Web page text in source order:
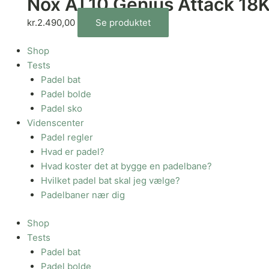
Nox AT10 Genius Attack
kr.2.490,00 Se produktet
Shop
Tests
Padel bat
Padel bolde
Padel sko
Videnscenter
Padel regler
Hvad er padel?
Hvad koster det at bygge en padelbane?
Hvilket padel bat skal jeg vælge?
Padelbaner nær dig
Shop
Tests
Padel bat
Padel bolde